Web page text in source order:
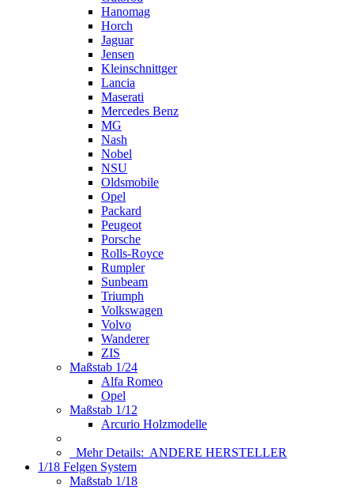
Hanomag
Horch
Jaguar
Jensen
Kleinschnittger
Lancia
Maserati
Mercedes Benz
MG
Nash
Nobel
NSU
Oldsmobile
Opel
Packard
Peugeot
Porsche
Rolls-Royce
Rumpler
Sunbeam
Triumph
Volkswagen
Volvo
Wanderer
ZIS
Maßstab 1/24
Alfa Romeo
Opel
Maßstab 1/12
Arcurio Holzmodelle
Mehr Details: ANDERE HERSTELLER
1/18 Felgen System
Maßstab 1/18